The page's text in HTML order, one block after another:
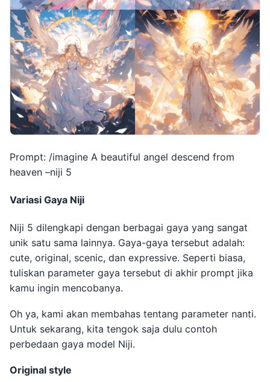
Prompt: /imagine A beautiful angel descend from
heaven –niji 5
Variasi Gaya Niji
Niji 5 dilengkapi dengan berbagai gaya yang sangat
unik satu sama lainnya. Gaya-gaya tersebut adalah:
cute, original, scenic, dan expressive. Seperti biasa,
tuliskan parameter gaya tersebut di akhir prompt jika
kamu ingin mencobanya.
Oh ya, kami akan membahas tentang parameter nanti.
Untuk sekarang, kita tengok saja dulu contoh
perbedaan gaya model Niji.
Original style